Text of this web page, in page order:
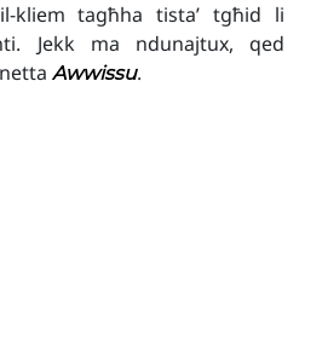
kliem tagħha tista’ tgħid li
Jekk ma ndunajtux, qed
Awwissu.